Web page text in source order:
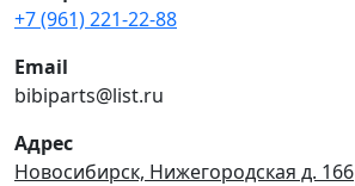
+7 (961) 221-22-88
Email
bibiparts@list.ru
Адрес
Новосибирск, Нижегородская д. 166